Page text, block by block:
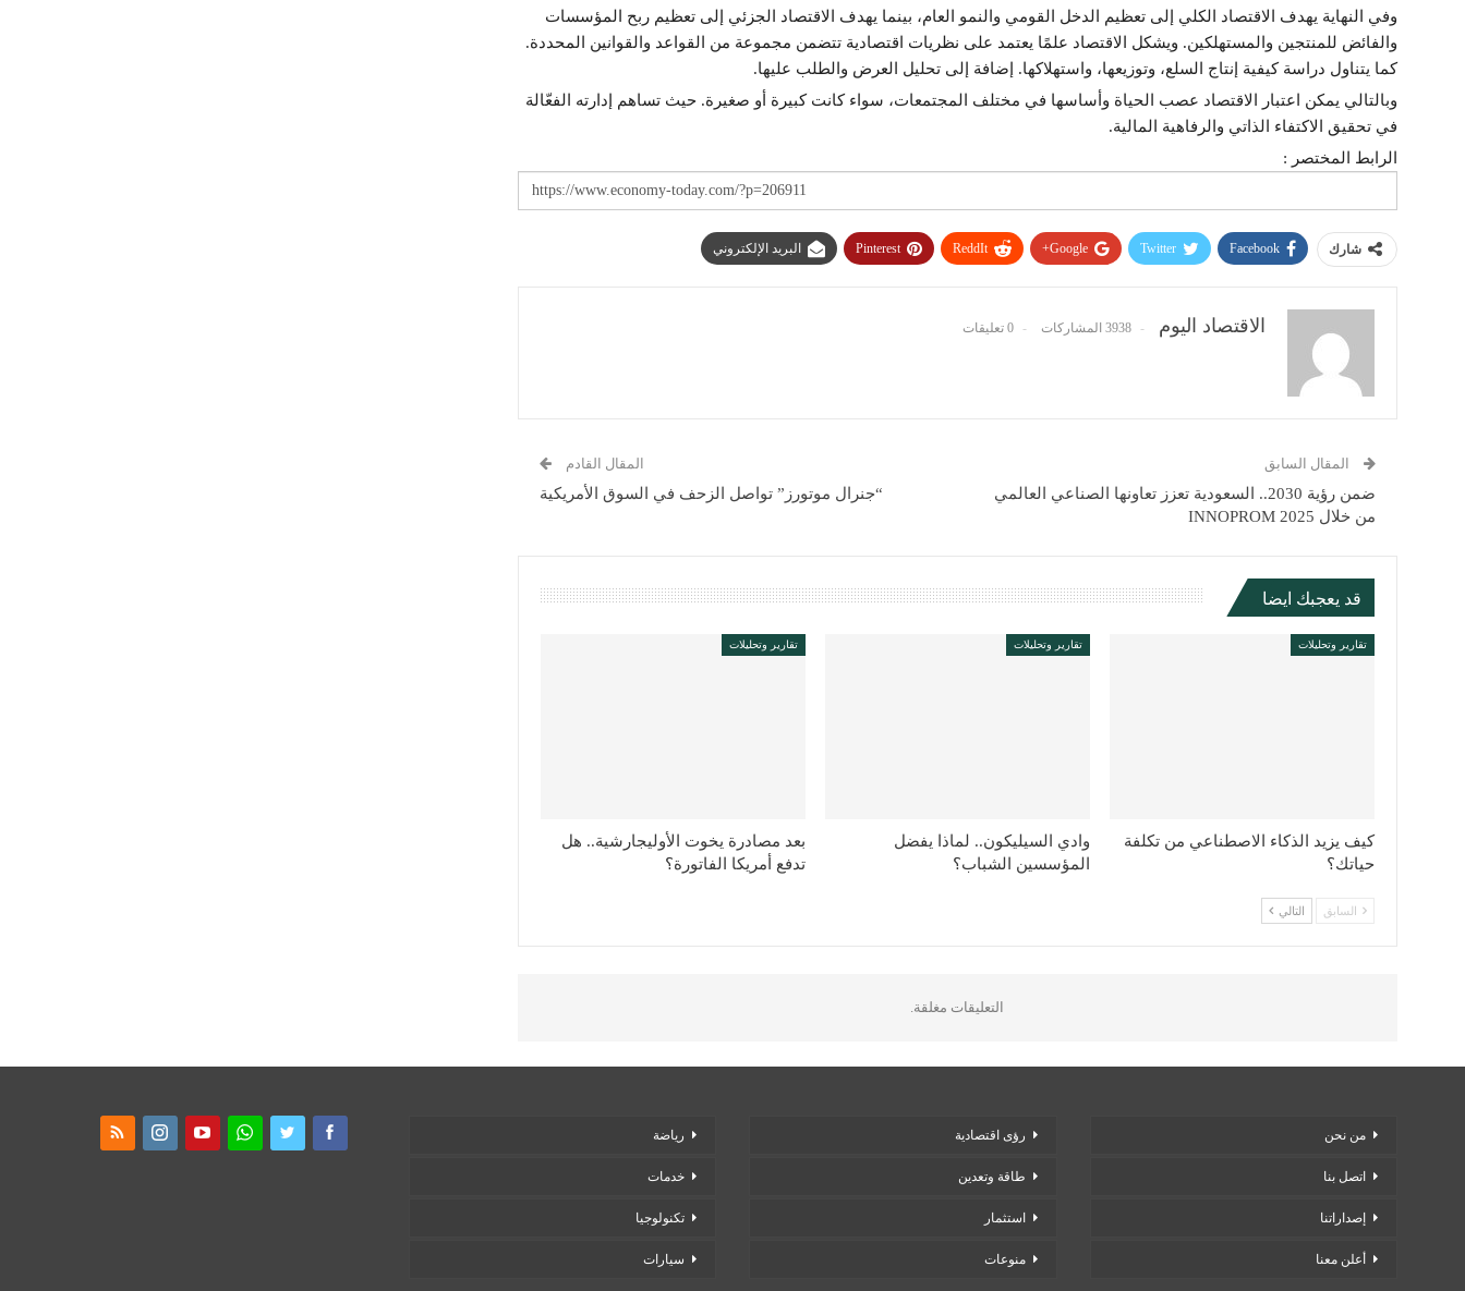
وفي النهاية يهدف الاقتصاد الكلي إلى تعظيم الدخل القومي والنمو العام، بينما يهدف الاقتصاد الجزئي إلى تعظيم ربح المؤسسات
والفائض للمنتجين والمستهلكين. ويشكل الاقتصاد علمًا يعتمد على نظريات اقتصادية تتضمن مجموعة من القواعد والقوانين المحددة.
كما يتناول دراسة كيفية إنتاج السلع، وتوزيعها، واستهلاكها. إضافة إلى تحليل العرض والطلب عليها.
وبالتالي يمكن اعتبار الاقتصاد عصب الحياة وأساسها في مختلف المجتمعات، سواء كانت كبيرة أو صغيرة. حيث تساهم إدارته الفعّالة
في تحقيق الاكتفاء الذاتي والرفاهية المالية.
الرابط المختصر :
شارك Facebook
Twitter
Google+
ReddIt
Pinterest البريد الإلكتروني
الاقتصاد اليوم 3938 المشاركات 0 تعليقات
المقال السابق
ضمن رؤية 2030.. السعودية تعزز تعاونها الصناعي العالمي
من خلال INNOPROM 2025
المقال القادم
“جنرال موتورز” تواصل الزحف في السوق الأمريكية
قد يعجبك ايضا
تقارير وتحليلات
كيف يزيد الذكاء الاصطناعي من تكلفة
حياتك؟
تقارير وتحليلات
وادي السيليكون.. لماذا يفضل
المؤسسين الشباب؟
تقارير وتحليلات
بعد مصادرة يخوت الأوليجارشية.. هل
تدفع أمريكا الفاتورة؟
السابق التالي
التعليقات مغلقة.
من نحن
اتصل بنا
إصداراتنا
أعلن معنا
رؤى اقتصادية
طاقة وتعدين
استثمار
منوعات
رياضة
خدمات
تكنولوجيا
سيارات